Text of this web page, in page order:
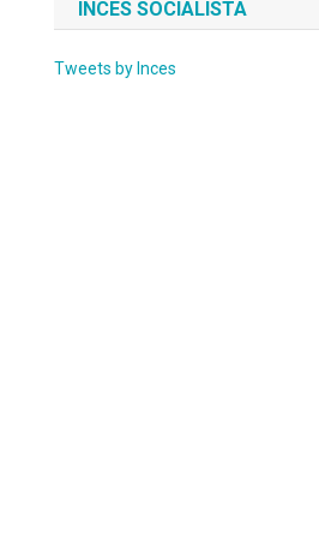
INCES SOCIALISTA
Tweets by Inces